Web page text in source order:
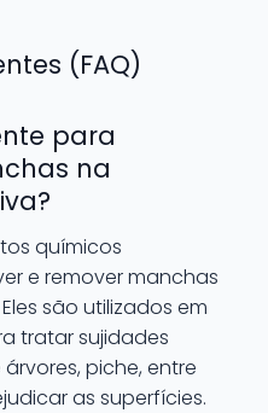
(FAQ)
para
na
químicos
e remover manchas
são utilizados em
tratar sujidades
piche, entre
as superfícies.